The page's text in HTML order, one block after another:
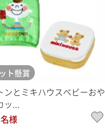
ト懸賞
ンとミキハウスベビーおや
...
名様